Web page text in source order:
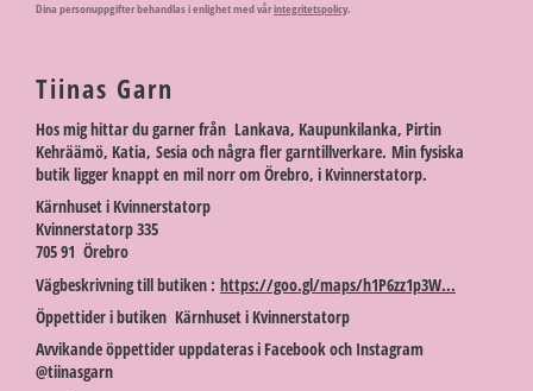
Dina personuppgifter behandlas i enlighet med vårintegritetspolicy.
Tiinas Garn
Hos mig hittar du garner från Lankava, Kaupunkilanka, Pirtin
Kehräämö, Katia, Sesia och några fler garntillverkare. Min fysiska
butik ligger knappt en mil norr om Örebro, i Kvinnerstatorp.
Kärnhuset i Kvinnerstatorp
Kvinnerstatorp 335
705 91 Örebro
Vägbeskrivning till butiken : https://goo.gl/maps/h1P6zz1p3W...
Öppettider i butiken Kärnhuset i Kvinnerstatorp
Avvikande öppettider uppdateras i Facebook och Instagram
@tiinasgarn